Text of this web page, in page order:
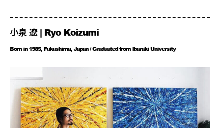
小泉 遼 | Ryo Koizumi
Born in 1985, Fukushima, Japan / Graduated from Ibaraki University